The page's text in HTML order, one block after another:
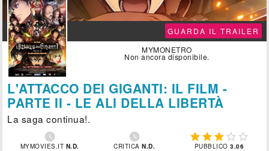
GUARDA IL TRAILER
MYMONETRO
Non ancora disponibile.
L'ATTACCO DEI GIGANTI: IL FILM -
PARTE II - LE ALI DELLA LIBERTÀ
La saga continua!.

MYMOVIES.IT N.D.

CRITICAN.D.
    
PUBBLICO3.06